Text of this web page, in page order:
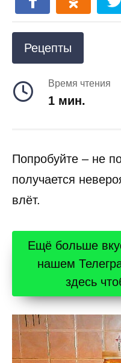
Рецепты
Время чтения
1 мин.
Попробуйте – не
получается
влёт.
Ещё больше
нашем
здесь